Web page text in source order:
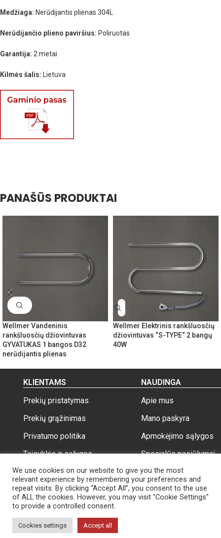
Medžiaga: Nerūdijantis plienas 304L
Nerūdijančio plieno paviršius: Poliruotas
Garantija: 2 metai
Kilmės šalis: Lietuva
PANAŠŪS PRODUKTAI
Wellmer Vandeninis
rankšluosčių džiovintuvas
GYVATUKAS 1 bangos D32
nerūdijantis plienas
Wellmer Elektrinis rankšluosčių
džiovintuvas “S-TYPE“ 2 bangų
40W
KLIENTAMS
Prekių pristatymas
Prekių grąžinimas
Privatumo politika
Taisyklės ir sąlygos
NAUDINGA
Apie mus
Mano paskyra
Apmokėjimo sąlygos
Specialūs pasiūlymai
Wellmer.lt Visos teisės saugomos 2026
We use cookies on our website to give you the most
relevant experience by remembering your preferences and
repeat visits. By clicking “Accept All”, you consent to the use
of ALL the cookies. However, you may visit "Cookie Settings"
to provide a controlled consent.
Cookies settings Accept all